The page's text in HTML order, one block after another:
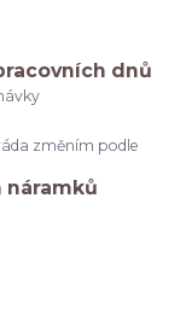
dnů
změním podle
náramků